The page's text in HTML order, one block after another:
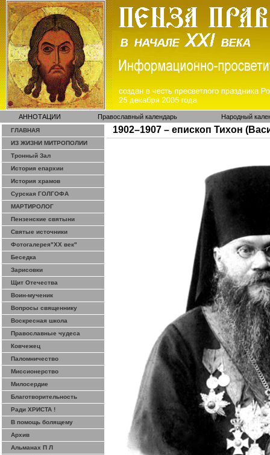
АННОТАЦИИ Православный календарь Народный
ГЛАВНАЯ
ИЗ ЖИЗНИ МИТРОПОЛИИ
Тронный Зал
История епархии
История храмов
Сурская ГОЛГОФА
МАРТИРОЛОГ
Пензенские святыни
Святые источники
Фотогалерея"ХХ век"
Беседка
Зарисовки
Щит Отечества
Воин-мученик
Вопросы священнику
Воскресная школа
Православные чудеса
Ковчежец
Паломничество
Миссионерство
Милосердие
Благотворительность
Ради ХРИСТА !
В помощь болящему
Архив
Альманах П Л
1902–1907 – епископ Тихон